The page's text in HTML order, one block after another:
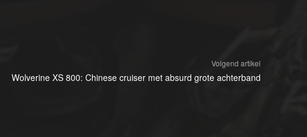
Volgend artikel
Wolverine XS 800: Chinese cruiser met absurd grote achterband